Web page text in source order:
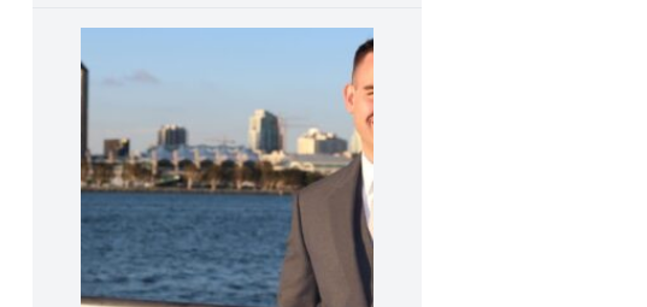
DAVINES
cofanetti beauty preziosi
per un regalo adatto ad
ogni capello